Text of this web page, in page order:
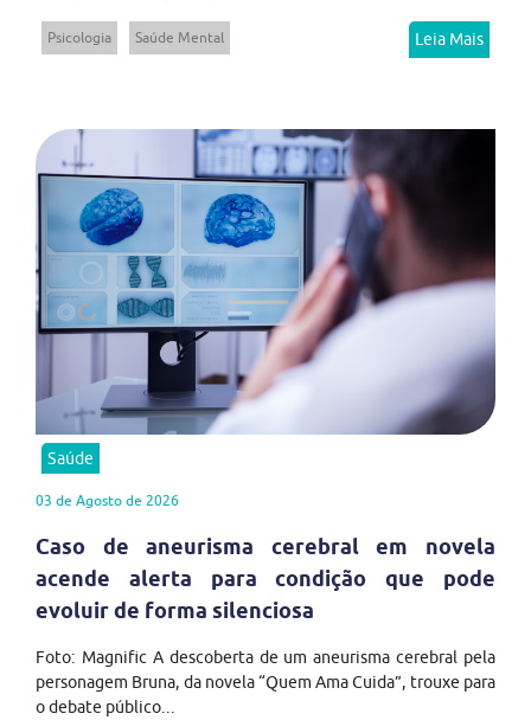
Psicologia Saúde Mental Leia Mais
Saúde
03 de Agosto de 2026
Caso de aneurisma cerebral em novela
acende alerta para condição que pode
evoluir de forma silenciosa
Foto: Magnific A descoberta de um aneurisma cerebral pela
personagem Bruna, da novela “Quem Ama Cuida”, trouxe para
o debate público...